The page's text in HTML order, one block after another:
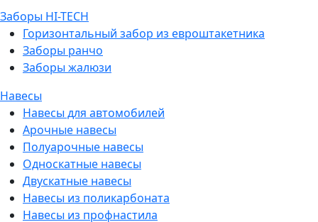
Заборы HI-TECH
Горизонтальный забор из евроштакетника
Заборы ранчо
Заборы жалюзи
Навесы
Навесы для автомобилей
Арочные навесы
Полуарочные навесы
Односкатные навесы
Двускатные навесы
Навесы из поликарбоната
Навесы из профнастила